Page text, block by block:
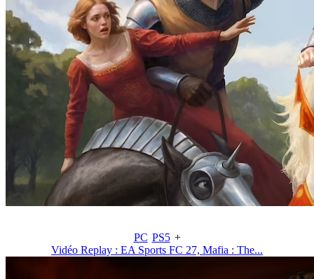
PC PS5 +
Vidéo Replay : EA Sports FC 27, Mafia : The...